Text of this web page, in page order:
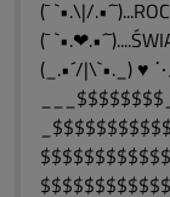
(¯ `•.\|/
(¯
(_.•´/|\`•._)